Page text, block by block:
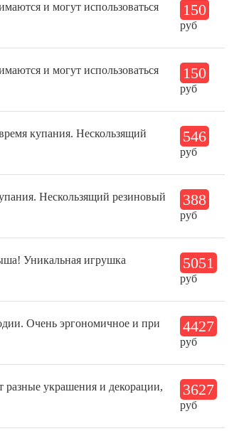
и могут использоваться
150
руб
и могут использоваться
150
руб
купания. Нескользящий
546
руб
Нескользящий резиновый
388
руб
Уникальная игрушка
5051
руб
Очень эргономичное и при
4427
руб
разные украшения и декорации,
3627
руб